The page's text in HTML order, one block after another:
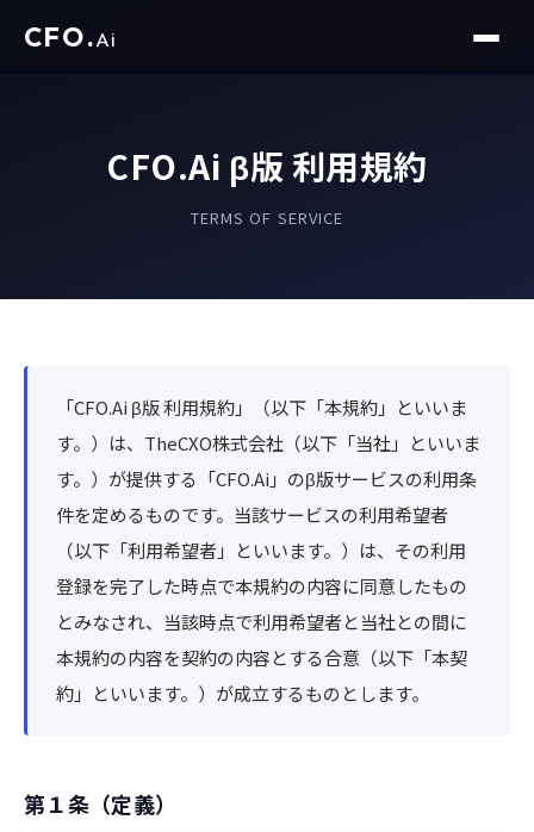
CFO.Ai
CFO.Ai β版 利用規約
TERMS OF SERVICE
「CFO.Ai β版 利用規約」（以下「本規約」といいま
す。）は、TheCXO株式会社（以下「当社」といいま
す。）が提供する「CFO.Ai」のβ版サービスの利用条
件を定めるものです。当該サービスの利用希望者
（以下「利用希望者」といいます。）は、その利用
登録を完了した時点で本規約の内容に同意したもの
とみなされ、当該時点で利用希望者と当社との間に
本規約の内容を契約の内容とする合意（以下「本契
約」といいます。）が成立するものとします。
第１条（定義）